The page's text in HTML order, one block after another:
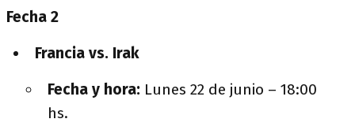
Fecha 2
Francia vs. Irak
Fecha y hora: Lunes 22 de junio – 18:00
hs.